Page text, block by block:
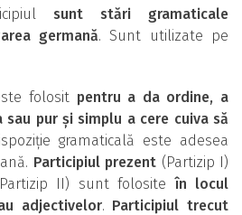
sunt stări gramaticale
germană. Sunt utilizate pe
folosit pentru a da ordine, a
sau pur și simplu a cere cuiva să
gramaticală este adesea
Participiul prezent (Partizip I)
II) sunt folositeîn locul
adjectivelor. Participiul trecut